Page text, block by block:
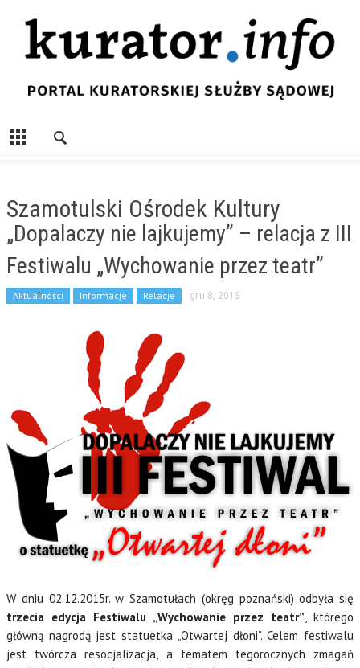
Szamotulski Ośrodek Kultury
„Dopalaczy nie lajkujemy” – relacja z III
Festiwalu „Wychowanie przez teatr”
Aktualności Informacje Relacje gru 8, 2015
W dniu 02.12.2015r. w Szamotułach (okręg poznański) odbyła się
trzecia edycja Festiwalu „Wychowanie przez teatr”, którego
główną nagrodą jest statuetka „Otwartej dłoni”. Celem festiwalu
jest twórcza resocjalizacja, a tematem tegorocznych zmagań